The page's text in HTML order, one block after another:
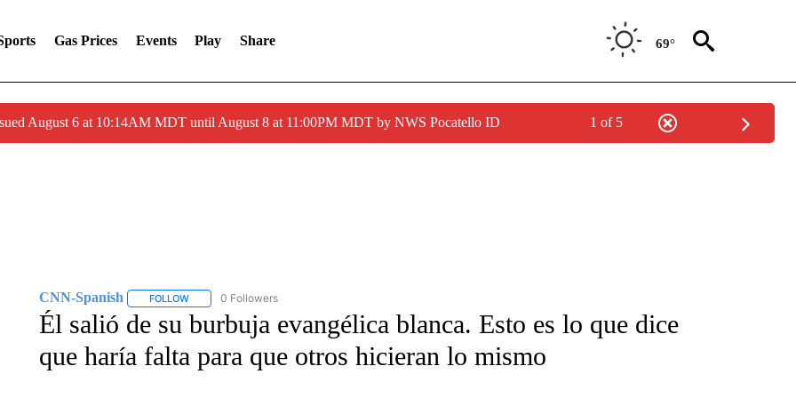
Gas Prices Events Play Share 69°
August 6 at 10:14AM MDT until August 8 at 11:00PM MDT by NWS Pocatello ID 1 of 5
CNN-Spanish FOLLOWFOLLOW "CNN-SPANISH" TO RECEIVE NOTIFICATIONS ABOUT NEW PAGES ON "CNN-SPANISH".
0 Followers
Él salió de su burbuja evangélica blanca. Esto es lo que dice
que haría falta para que otros hicieran lo mismo